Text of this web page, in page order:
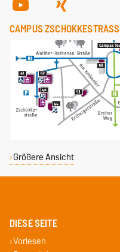
CAMPUS ZSCHOKKESTRASSE
Größere Ansicht
DIESE SEITE
Vorlesen